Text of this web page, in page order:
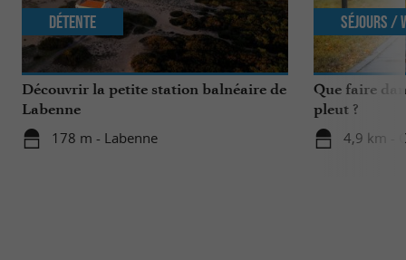
Découvrir la petite station balnéaire de
Labenne
178 m - Labenne
Détente
Que faire
pleut ?
4,9 km -
Séjours /